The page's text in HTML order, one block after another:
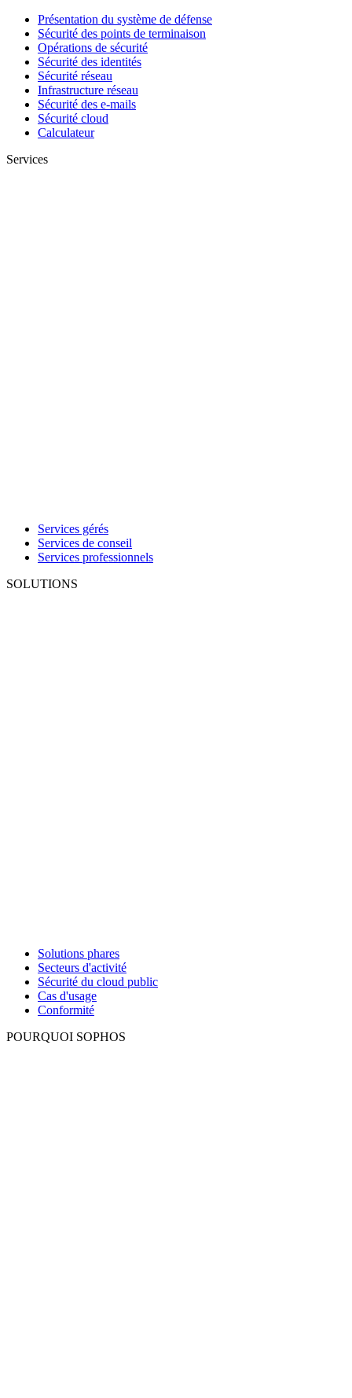
Présentation du système de défense
Sécurité des points de terminaison
Opérations de sécurité
Sécurité des identités
Sécurité réseau
Infrastructure réseau
Sécurité des e-mails
Sécurité cloud
Calculateur
Services
Services gérés
Services de conseil
Services professionnels
SOLUTIONS
Solutions phares
Secteurs d'activité
Sécurité du cloud public
Cas d'usage
Conformité
POURQUOI SOPHOS